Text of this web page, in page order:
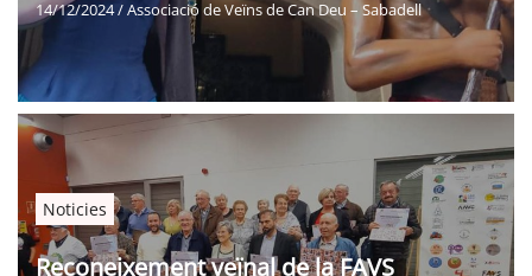
14/12/2024/Associació de Veïns de Can Deu – Sabadell
Noticies
Reconeixement veïnal de la FAVS